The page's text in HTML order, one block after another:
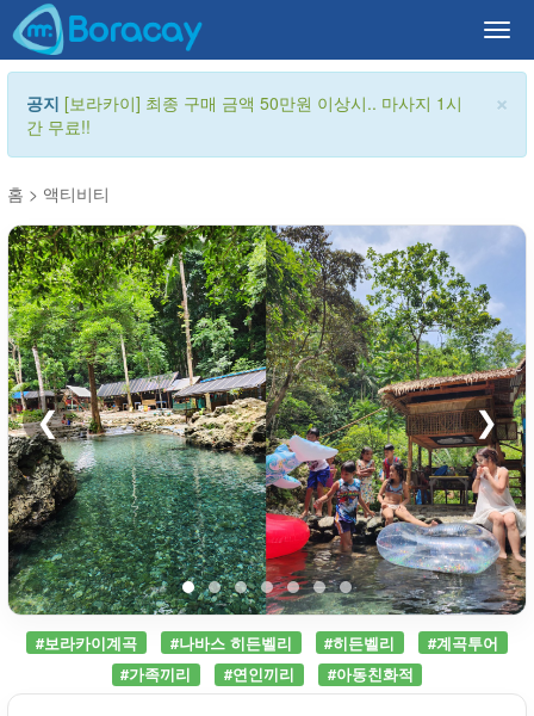
×
공지 [보라카이] 최종 구매 금액 50만원 이상시.. 마사지 1시
간 무료!!
홈 > 액티비티
❮ ❯
#보라카이계곡 #나바스 히든벨리 #히든벨리
#계곡투어
#가족끼리
#연인끼리 #아동친화적